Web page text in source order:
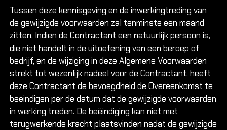
Tussen deze kennisgeving en de inwerkingtreding van
de gewijzigde voorwaarden zal tenminste een maand
zitten. Indien de Contractant een natuurlijk persoon is,
die niet handelt in de uitoefening van een beroep of
bedrijf, en de wijziging in deze Algemene Voorwaarden
strekt tot wezenlijk nadeel voor de Contractant, heeft
deze Contractant de bevoegdheid de Overeenkomst te
beëindigen per de datum dat de gewijzigde voorwaarden
in werking treden. De beëindiging kan niet met
terugwerkende kracht plaatsvinden nadat de gewijzigde